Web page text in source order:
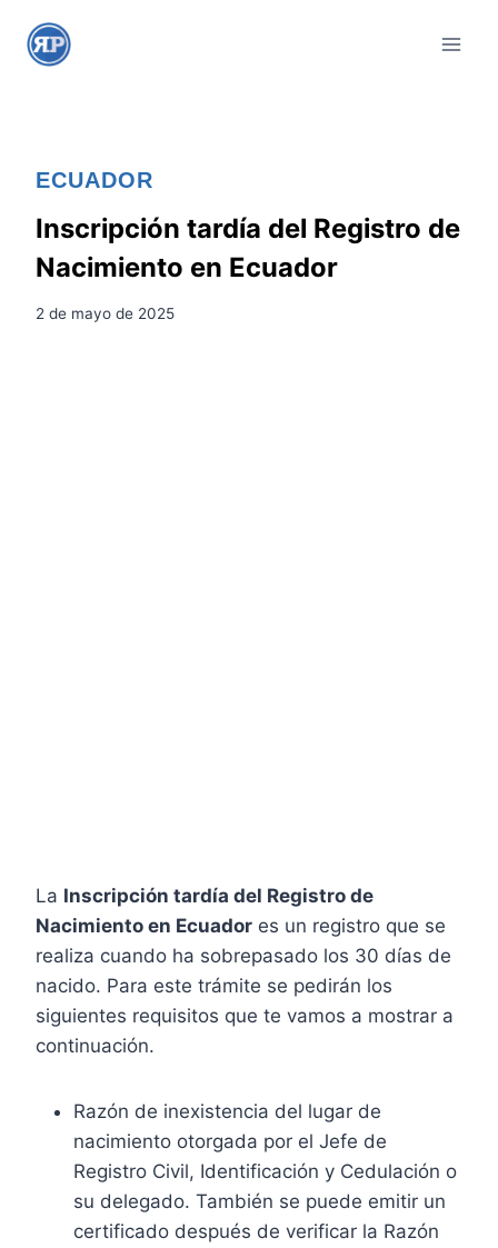
ECUADOR
Inscripción tardía del Registro de
Nacimiento en Ecuador
2 de mayo de 2025
La Inscripción tardía del Registro de
Nacimiento en Ecuador es un registro que se
realiza cuando ha sobrepasado los 30 días de
nacido. Para este trámite se pedirán los
siguientes requisitos que te vamos a mostrar a
continuación.
Razón de inexistencia del lugar de
nacimiento otorgada por el Jefe de
Registro Civil, Identificación y Cedulación o
su delegado. También se puede emitir un
certificado después de verificar la Razón